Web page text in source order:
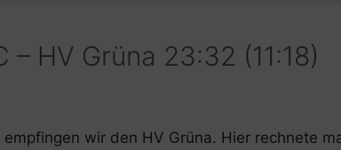
HV Grüna 23:32 (11:18)
wir den HV Grüna. Hier rechnete